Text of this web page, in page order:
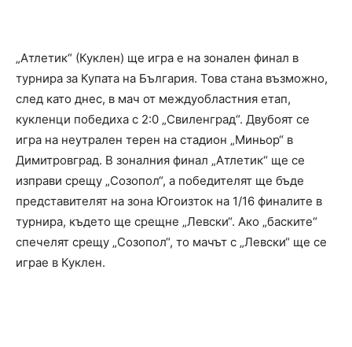
„Атлетик“ (Куклен) ще игра е на зонален финал в
турнира за Купата на България. Това стана възможно,
след като днес, в мач от междуобластния етап,
кукленци победиха с 2:0 „Свиленград“. Двубоят се
игра на неутрален терен на стадион „Миньор“ в
Димитровград. В зоналния финал „Атлетик“ ще се
изправи срещу „Созопол“, а победителят ще бъде
представителят на зона Югоизток на 1/16 финалите в
турнира, където ще срещне „Левски“. Ако „баските“
спечелят срещу „Созопол“, то мачът с „Левски“ ще се
играе в Куклен.